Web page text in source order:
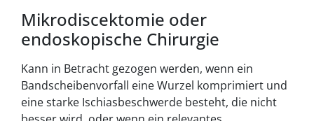
Mikrodiscektomie oder
endoskopische Chirurgie
Kann in Betracht gezogen werden, wenn ein
Bandscheibenvorfall eine Wurzel komprimiert und
eine starke Ischiasbeschwerde besteht, die nicht